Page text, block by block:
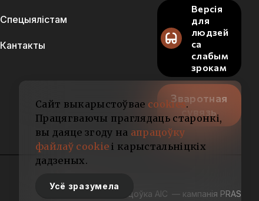
Спецыялістам
Кантакты
Версія
для
людзей
са
слабым
зрокам
Зваротная
сувязь
Распрацоўка АІС — кампанія PRAS
Сайт выкарыстоўвае cookies.
Працягваючы праглядаць старонкі,
вы даяце згоду на апрацоўку
файлаў cookie і карыстальніцкіх
дадзеных.
Усё зразумела